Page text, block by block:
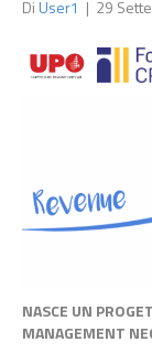
DiUser1 | 29
NASCE UN
MANAGEMENT